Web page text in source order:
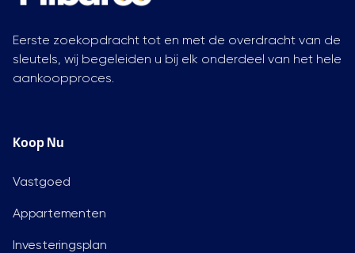
Eerste zoekopdracht tot en met de overdracht van de
sleutels, wij begeleiden u bij elk onderdeel van het hele
aankoopproces.
Koop Nu
Vastgoed
Appartementen
Investeringsplan